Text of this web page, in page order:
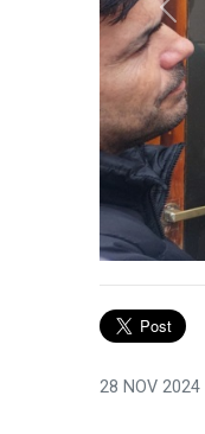
28 NOV 2024